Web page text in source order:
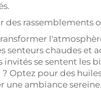
des rassemblements
senteurs chaudes et
se sentent les
Optez pour des
une ambiance